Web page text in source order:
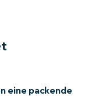
eine packende